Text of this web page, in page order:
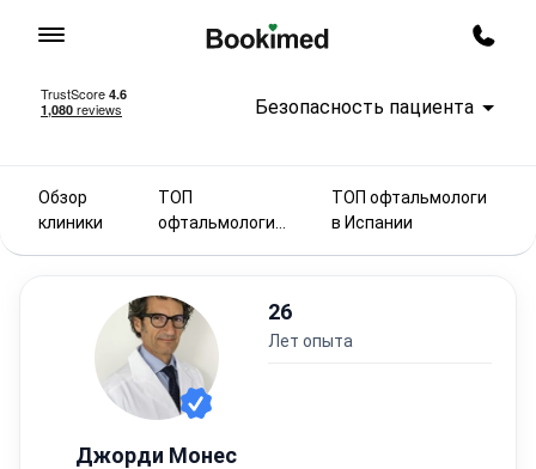
Безопасность пациента
Обзор
клиники
ТОП
офтальмологи
ТОП офтальмологи
в Испании
Джорди Монес
26
лет опыта